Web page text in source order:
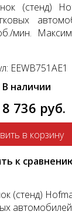
(стенд)
мин.
EEWB751AE1
В наличии
736 руб.
к
(стенд)
автомобилей